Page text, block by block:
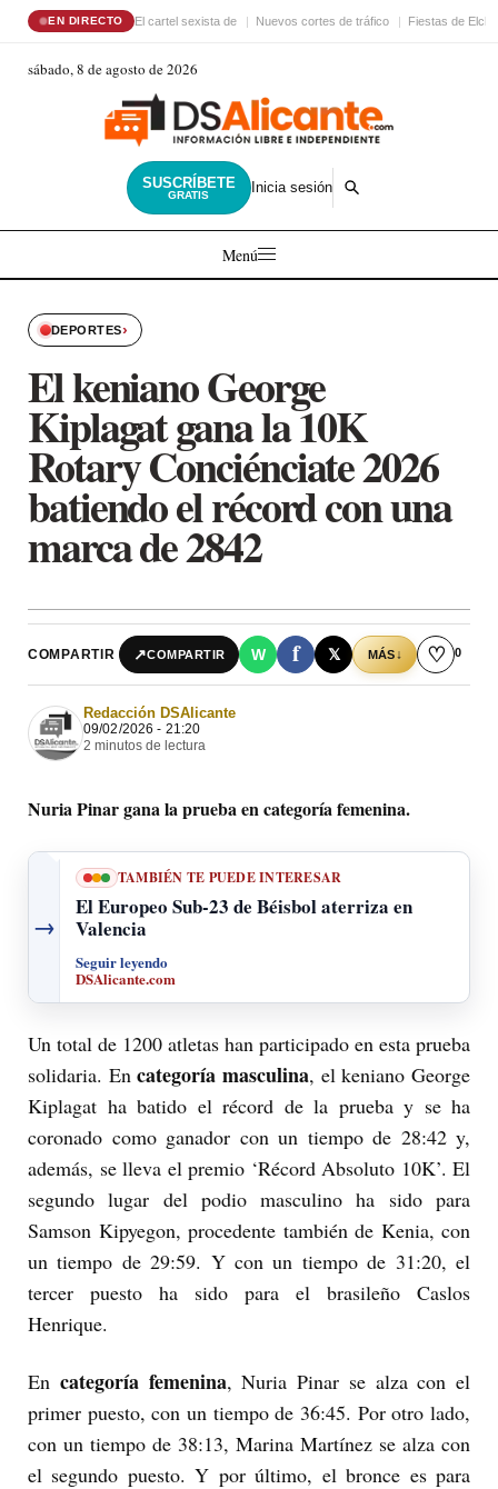
EN DIRECTO El cartel sexista de Nuevos cortes de tráfico Fiestas de
sábado, 8 de agosto de 2026
SUSCRÍBETE
GRATIS Inicia sesión
Menú
DEPORTES›
El keniano George
Kiplagat gana la 10K
Rotary Conciénciate 2026
batiendo el récord con una
marca de 2842
COMPARTIR ↗COMPARTIR W f 𝕏 MÁS↓ ♡ 0
Redacción DSAlicante
09/02/2026 - 21:20
2 minutos de lectura
Nuria Pinar gana la prueba en categoría femenina.
→
TAMBIÉN TE PUEDE INTERESAR
El Europeo Sub-23 de Béisbol aterriza en
Valencia
Seguir leyendo
DSAlicante.com
Un total de 1200 atletas han participado en esta prueba
solidaria. Encategoría masculina, el keniano George
Kiplagat ha batido el récord de la prueba y se ha
coronado como ganador con un tiempo de 28:42 y,
además, se lleva el premio ‘Récord Absoluto 10K’. El
segundo lugar del podio masculino ha sido para
Samson Kipyegon, procedente también de Kenia, con
un tiempo de 29:59. Y con un tiempo de 31:20, el
tercer puesto ha sido para el brasileño Caslos
Henrique.
En categoría femenina, Nuria Pinar se alza con el
primer puesto, con un tiempo de 36:45. Por otro lado,
con un tiempo de 38:13, Marina Martínez se alza con
el segundo puesto. Y por último, el bronce es para